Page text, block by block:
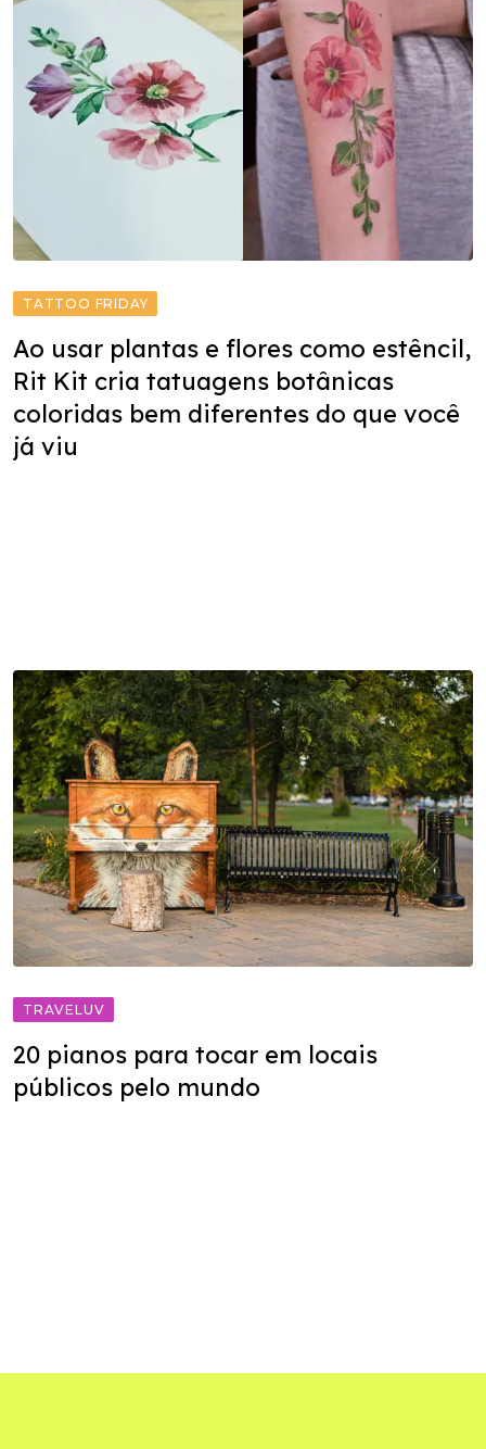
TATTOO FRIDAY
Ao usar plantas e flores como estêncil,
Rit Kit cria tatuagens botânicas
coloridas bem diferentes do que você
já viu
TRAVELUV
20 pianos para tocar em locais
públicos pelo mundo